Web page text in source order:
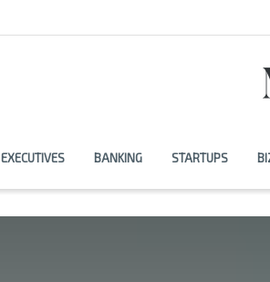
EXECUTIVES BANKING STARTUPS